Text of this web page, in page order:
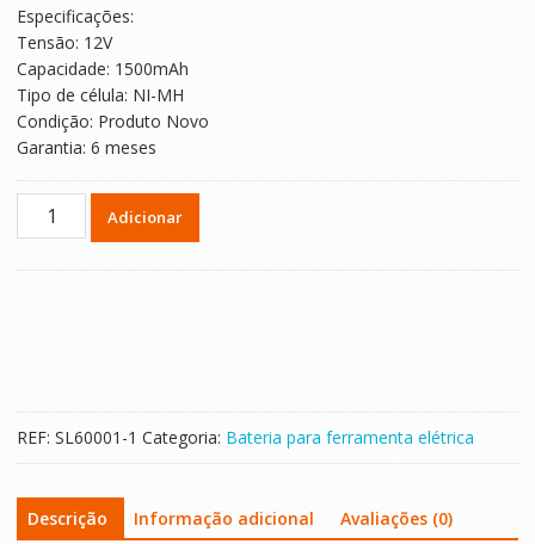
Especificações:
Tensão: 12V
Capacidade: 1500mAh
Tipo de célula: NI-MH
Condição: Produto Novo
Garantia: 6 meses
Quantidade
para
MAKITA
1200,1201,1201A,1202,1220,1202A
Adicionar
REF: SL60001-1 Categoria: Bateria para ferramenta elétrica
Descrição Informação adicional Avaliações (0)